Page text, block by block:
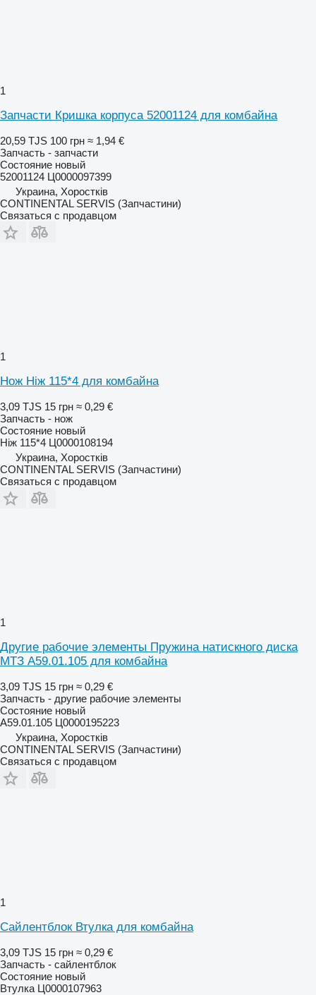
1
Запчасти Кришка корпуса 52001124 для комбайна
20,59 TJS 100 грн ≈ 1,94 €
Запчасть - запчасти
Состояние новый
52001124 Ц0000097399
Украина, Хоростків
CONTINENTAL SERVIS (Запчастини)
Связаться с продавцом
1
Нож Ніж 115*4 для комбайна
3,09 TJS 15 грн ≈ 0,29 €
Запчасть - нож
Состояние новый
Ніж 115*4 Ц0000108194
Украина, Хоростків
CONTINENTAL SERVIS (Запчастини)
Связаться с продавцом
1
Другие рабочие элементы Пружина натискного диска
МТЗ A59.01.105 для комбайна
3,09 TJS 15 грн ≈ 0,29 €
Запчасть - другие рабочие элементы
Состояние новый
A59.01.105 Ц0000195223
Украина, Хоростків
CONTINENTAL SERVIS (Запчастини)
Связаться с продавцом
1
Сайлентблок Втулка для комбайна
3,09 TJS 15 грн ≈ 0,29 €
Запчасть - сайлентблок
Состояние новый
Втулка Ц0000107963